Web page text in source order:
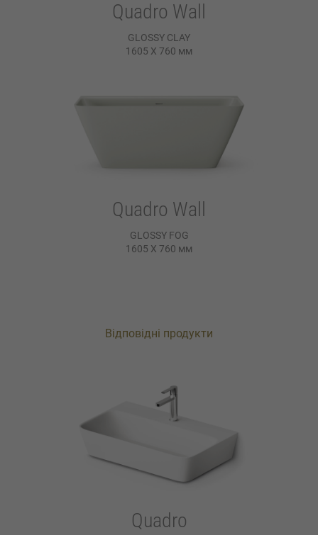
Quadro Wall
GLOSSY CLAY
1605 X 760 мм
Quadro Wall
GLOSSY FOG
1605 X 760 мм
Відповідні продукти
Quadro